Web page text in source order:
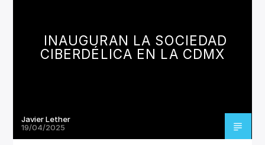
ARTISTA
Invencible Radio
INAUGURAN LA SOCIEDAD
CIBERDÉLICA EN LA CDMX
Javier Lether
19/04/2025